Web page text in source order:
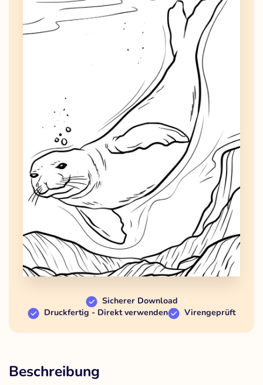
Sicherer Download
Druckfertig - Direkt verwenden
Virengeprüft
Beschreibung